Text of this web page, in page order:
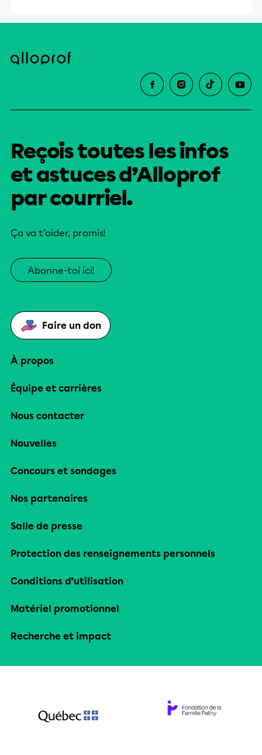
Reçois toutes les infos
et astuces d’Alloprof
par courriel.
Ça va t’aider, promis!
Abonne-toi ici!
Faire un don
À propos
Équipe et carrières
Nous contacter
Nouvelles
Concours et sondages
Nos partenaires
Salle de presse
Protection des renseignements personnels
Conditions d’utilisation
Matériel promotionnel
Recherche et impact